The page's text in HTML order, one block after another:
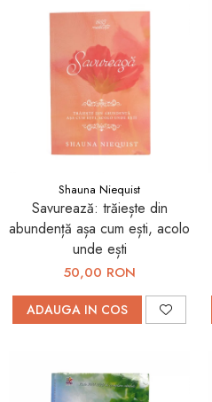
Shauna Niequist
Savurează: trăiește din
abundență așa cum ești, acolo
unde ești
50,00 RON
ADAUGA IN COS